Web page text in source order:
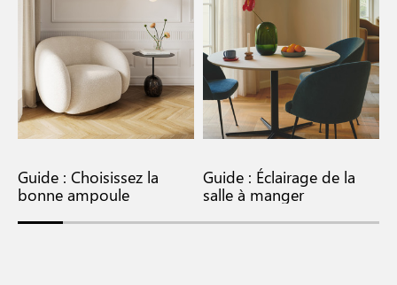
Guide : Choisissez la
bonne ampoule
Guide : Éclairage de la
salle à manger